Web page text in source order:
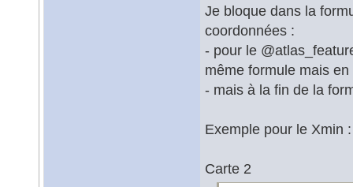
Je bloque dans la
coordonnées :
- pour le
même formule mais
- mais à la fin de la
Exemple pour le Xmin :
Carte 2